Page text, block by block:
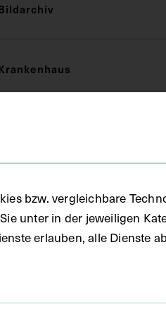
bzw. vergleichbare
unter in der jeweiligen
erlauben, alle